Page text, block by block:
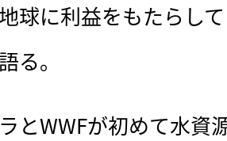
球に利益をもたらし
る。
とWWFが初めて水資